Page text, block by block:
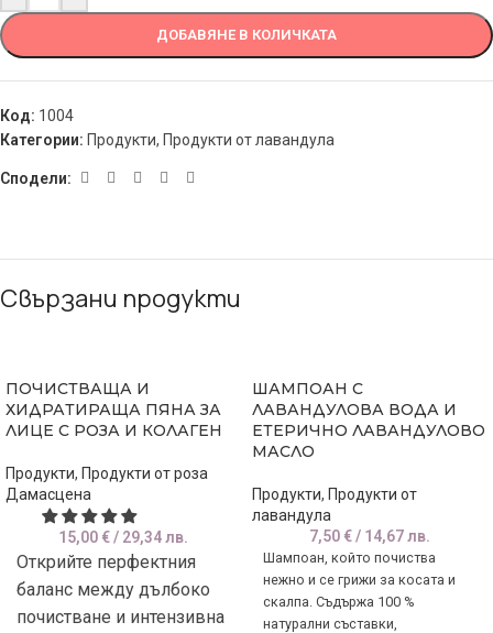
ДОБАВЯНЕ В КОЛИЧКАТА
Код: 1004
Категории: Продукти, Продукти от лавандула
Сподели:
Свързани продукти
ПОЧИСТВАЩА И
ХИДРАТИРАЩА ПЯНА ЗА
ЛИЦЕ С РОЗА И КОЛАГЕН
Продукти, Продукти от роза
Дамасцена
15,00 €/ 29,34 лв.
Открийте перфектния
баланс между дълбоко
почистване и интензивна
ШАМПОАН С
ЛАВАНДУЛОВА ВОДА И
ЕТЕРИЧНО ЛАВАНДУЛОВО
МАСЛО
Продукти, Продукти от
лавандула
7,50 €/ 14,67 лв.
Шампоан, който почиства
нежно и се грижи за косата и
скалпа. Съдържа 100 %
натурални съставки,